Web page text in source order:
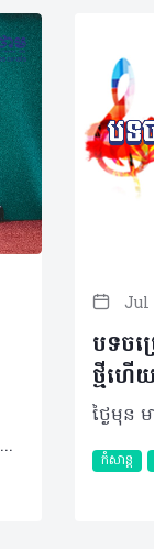
នាថ្ងៃទី ២៨ ខែតុលា ឆ្នាំ ២០១៨ កន្លងទៅនេះ ក្រុមហ៊ុន មេនូឡាយហ្វ៍ ខេមបូឌា បានរៀបចំឡើងនូវកម្មវិធីមួយស្តីពី សុខភាពបេះដូង «My Heart, Your Heart» ក្នុងគោលបំណងលើកកម្ពស់ការយល់ដឹងជាសាធារណៈអំពីសុខភាពបេះដូង និងដើម្បីជំរុញដល់ប្រជាជនកម្ពុជាក្នុងការរស់នៅប្រកបដោយសុខភាពល្អ និងមានភាពសកម្ម។ កម្មវិធីដែលប្រព្រឹត្តឡើងពេញមួយព្រឹកនេះរួមមាន ការពិនិត្យ និងពិគ្រោះយោបល់ទាក់ទងនឹងសុខភាពបេះដូងជូនដល់សាធារណជនដែលអញ្ជើញចូលរួម ការធ្វើបទបង្ហាញ និងវេទិកាពិភាក្សាស្តីពីសុខភាពបេះដូង ក្រោមការចូលរួមពីគ្រូពេទ្យឆ្នើមពីររូបគឺ លោកសាស្ត្រាចារ្យ សុខ ជួរ វេជ្ជបណ្ឌិតឯកទេសជំងឺបេះដូងនៃមន្ទីរពេទ្យកាល់ម៉ែត និងជាប្រធានសមាគមគ្រូពេទ្យបេះដូងកម្ពុជា ព្រមទាំងលោកវេជ្ជបណ្ឌិត ថេង យូដាលីន វេជ្ជបណ្ឌិតឯកទេសផ្នែកជំងឺបេះដូង និងសរសៃឈាមនៃមន្ទីរពេទ្យកាល់ម៉ែត។ ក្នុងឱកាសនេះផងដែរ លោក Robert Elliott អគ្គនាយកប្រតិបត្តិ និងនាយកចាត់ការទូទៅនៃក្រុមហ៊ុន មេនូឡាយហ្វ៍ ខេមបូឌា បានមានប្រសាសន៍ថា៖ «ក្រុមហ៊ុន មេនូឡាយហ្វ៍ តែងតែគាំទ្រយ៉ាងពេញទំហឹងលើការលើកកម្ពស់សុខភាព និងសុខុមាលភាព។ កម្មវិធីសុខភាពបេះដូងនាព្រឹកនេះបានផ្សារភ្ជាប់យ៉ាងល្អទៅនឹងគោលដៅរបស់យើងក្នុងការជួយធ្វើឲ្យការសម្រេចចិត្តរបស់ប្រជាជនកាន់តែមានភាពងាយស្រួល និងជីវិតរបស់ពួកគាត់កាន់តែប្រសើរឡើង។ បេះដូងជាផ្នែកមួយដ៏សំខាន់បំផុតសម្រាប់ជីវិតរបស់យើង ហើយនៅពេលដែលបេះដូងមានសុខភាពល្អ គឺប្រៀបដូចជាយើងទទួលបានទ្រព្យដ៏មានតម្លៃបំផុតមួយផងដែរ។» លោក Robert បានបន្ថែមថា៖ «យើងប្តេជ្ញាក្នុងការជួយកសាងអនាគតដែលមានភាពរឹងមាំផ្នែកហិរញ្ញវត្ថុ និងពោរពេញដោយសុខភាពល្អជូនដល់គ្រួសារកម្ពុជា។ ជាផ្នែកមួយនៃការប្តេជ្ញាចិត្តនេះ យើងទើបតែបានសម្ពោធជាផ្លូវការនូវអត្ថប្រយោជន៍ព្យាបាលជំងឺធ្ងន់ធ្ងរកាលពីខែកក្កដា ឆ្នាំនេះ ដែលអត្ថប្រយោជន៍នេះផ្តល់នូវការការពារផ្នែកហិរញ្ញវត្ថុរហូតដល់ ១០ ម៉ឺនដុល្លាអាមេរិក សម្រាប់ស្ថានភាពជំងឺធ្ងន់ធ្ងរនានារួមទាំងជំងឺបេះដូងផងដែរ។» លោកសាស្ត្រាចារ្យ សុខ ជួរ ក៏បានមានប្រសាសន៍ដែរថា៖ «កម្មវិធីនេះមានសារសំខាន់ណាស់សម្រាប់សាធារណជនដើម្បីយល់ដឹងឲ្យកាន់តែច្បាស់អំពីសុខភាពបេះដូង និងជំងឺសរសៃឈាមបេះដូង។ ទោះបីជាជំងឺបេះដូងមិនមែនជាជំងឺឆ្លងក៏ដោយ ប៉ុន្តែវាអាចប៉ះពាល់ដល់សុខភាព និងអាចបណ្តាលឲ្យអ្នកជំងឺមានគ្រោះថ្នាក់ដល់ជីវិតទៀតផង។ ការសិក្សាយល់ដឹងបន្ថែមគឺជាគន្លឹះមួយនៃការការពារពីការកើតជំងឺបេះដូង។» ដោយឡែក ទឹកប្រាក់បរិច្ចាគសប្បុរសធម៌ពីក្រុមហ៊ុន មេនូឡាយហ្វ៍ ខេមបូឌា ទៅកាន់សមាគមគ្រូពេទ្យបេះដូងកម្ពុជាដែលទទួលបាននាកម្មវិធីព្រឹកថ្ងៃទី ២៨ ខែតុលា នេះមានចំនួនជាទឹកប្រាក់សរុប ៥០០០ ដុល្លាអាមេរិក។ ទាក់ទងនឹងចំណុចនេះ លោកវេជ្ជបណ្ឌិតក៏បានបន្ថែមទៀតថា៖ «ទឹកប្រាក់បរិច្ចាគសប្បុរសធម៌របស់ក្រុមហ៊ុន មេនូឡាយហ្វ៍ ខេមបូឌានឹងត្រូវប្រើប្រាស់ដើម្បីជួយដល់សមាគមគ្រូពេទ្យបេះដូងកម្ពុជាក្នុងការអប់រំ និងលើកកម្ពស់ដល់ការយល់ដឹងអំពីសុខភាពបេះដូងទៅកាន់ប្រជាជនកម្ពុជា។ លើសពីនេះទៅទៀតទឹកប្រាក់សប្បុរសធម៌នេះនឹងជួយគាំទ្រដល់ការផ្តល់ការអប់រំបន្ថែមទៅកាន់វេជ្ជបណ្ឌិតកម្ពុជា ដូច្នេះយើងអាចជួយបង្កើនគុណភាពនៃការព្យាបាល និងអាចអនុញ្ញាតឲ្យគ្រូពេទ្យរបស់យើងផ្តល់ការព្យាបាលដោយឥតគិតថ្លៃដល់សហគមន៍ក្រីក្រផងដែរ។» គួររំលឹកផងដែរថា ក្រុមហ៊ុន មេនូឡាយហ្វ៍ ខេមបូឌា បានចាប់ផ្តើមប្រតិបត្តិការរបស់ខ្លួននៅថ្ងៃទី ២៨ ខែមិថុនា ឆ្នាំ ២០១២ និងជាទីផ្សារចុងក្រោយរបស់ ក្រុមហ៊ុន មេនូឡាយហ្វ៍ ហ្វាយនែនសល ដែលជាក្រុមហ៊ុនធានារ៉ាប់រងអាយុជីវិតឈានមុខគេមួយក្នុងពិភពលោក។ នៅក្នុងឆ្នាំនេះ ក្រុមហ៊ុន មេនូឡាយហ្វ៍ ខេមបូឌា បានឈ្នះពានរង្វាន់អន្តរជាតិចំនួន ៣ ពីស្ថាប័ន Asia Pacific Customer Service Consotium (APCSC) ដែលរួមមានពានរង្វាន់ទំនាក់ទំនងល្អជាមួយអតិថិជនប្រចាំឆ្នាំ ពានរង្វាន់ភាពជាអ្នកដឹកនាំសកម្មភាពសង្គមប្រចាំឆ្នាំ និងពានរង្វាន់កិត្តិនាមក្រុមហ៊ុនឆ្នើមប្រចាំឆ្នាំ។
Jul
បទចម្
ថ្មីហើ
កំសាន្ត